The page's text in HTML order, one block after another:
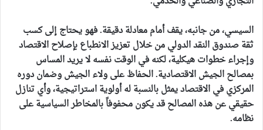
السيسي، من جانبه، يقف أمام معادلة دقيقة. فهو يحتاج إلى كسب
ثقة صندوق النقد الدولي من خلال تعزيز الانطباع بإصلاح الاقتصاد
وإجراء خطوات هيكلية، لكنه في الوقت نفسه لا يريد المساس
بمصالح الجيش الاقتصادية. الحفاظ على ولاء الجيش وضمان دوره
المركزي في الاقتصاد يمثل بالنسبة له أولوية استراتيجية، وأي تنازل
حقيقي عن هذه المصالح قد يكون محفوفاً بالمخاطر السياسية على
نظامه.